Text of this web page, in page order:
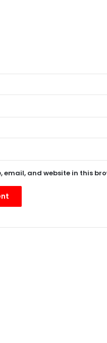
email, and website in this